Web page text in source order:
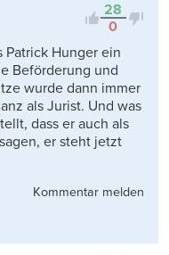
28
0
Patrick Hunger ein
Beförderung und
wurde dann immer
als Jurist. Und was
dass er auch als
er steht jetzt
Kommentar melden